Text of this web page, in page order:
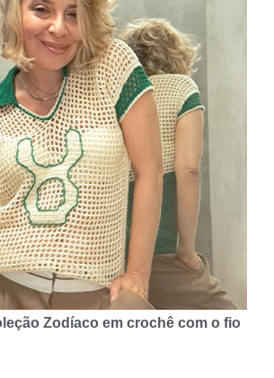
Zodíaco em crochê com o fio